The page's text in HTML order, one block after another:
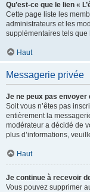
Qu’est-ce que le lien «
Cette page liste les
administrateurs et les
supplémentaires tels que
Haut
Messagerie privée
Je ne peux pas
Soit vous n’êtes pas
entièrement la
modérateur a décidé de
plus d’informations,
Haut
Je continue à recevoir
Vous pouvez supprimer